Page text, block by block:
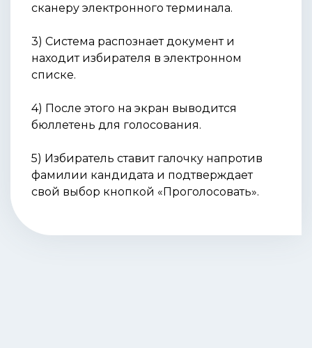
сканеру электронного терминала.
3) Система распознает документ и
находит избирателя в электронном
списке.
4) После этого на экран выводится
бюллетень для голосования.
5) Избиратель ставит галочку напротив
фамилии кандидата и подтверждает
свой выбор кнопкой «Проголосовать».